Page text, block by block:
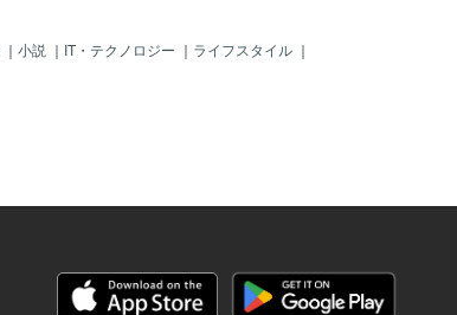
｜ 小説 ｜ IT・テクノロジー ｜ ライフスタイル ｜